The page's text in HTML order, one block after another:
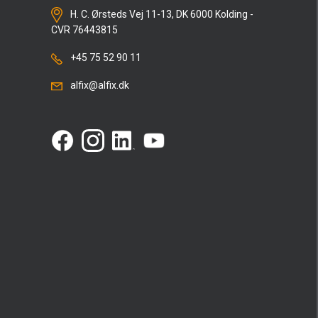
H. C. Ørsteds Vej 11-13, DK 6000 Kolding -
CVR 76443815
+45 75 52 90 11
alfix@alfix.dk